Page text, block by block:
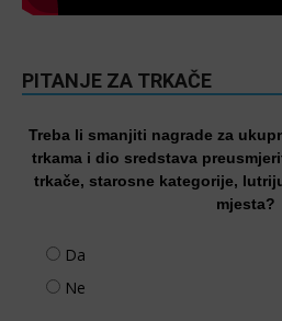
PITANJE ZA TRKAČE
Treba li smanjiti nagrade za
trkama i dio sredstava
trkače, starosne kategorije,
mjesta?
Da
Ne